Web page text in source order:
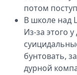
потом
В школе над
Из-за этого
бунтовать,
дурной